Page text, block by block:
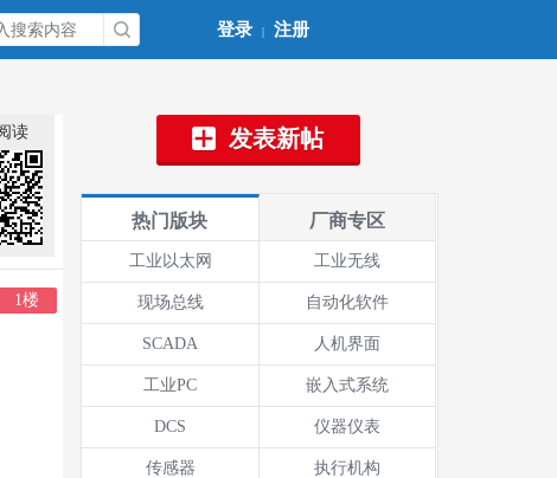
登录 | 注册
读
1楼
发表新帖
热门版块 厂商专区
工业以太网 工业无线
现场总线 自动化软件
SCADA 人机界面
工业PC 嵌入式系统
DCS 仪器仪表
传感器 执行机构